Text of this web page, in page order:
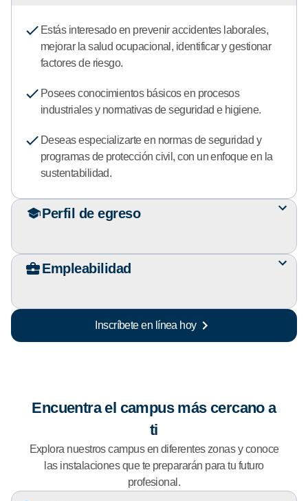
Estás interesado en prevenir accidentes laborales,
mejorar la salud ocupacional, identificar y gestionar
factores de riesgo.
Posees conocimientos básicos en procesos
industriales y normativas de seguridad e higiene.
Deseas especializarte en normas de seguridad y
programas de protección civil, con un enfoque en la
sustentabilidad.
Perfil de egreso
Empleabilidad
Inscríbete en línea hoy
Encuentra el campus más cercano a
ti
Explora nuestros campus en diferentes zonas y conoce
las instalaciones que te prepararán para tu futuro
profesional.